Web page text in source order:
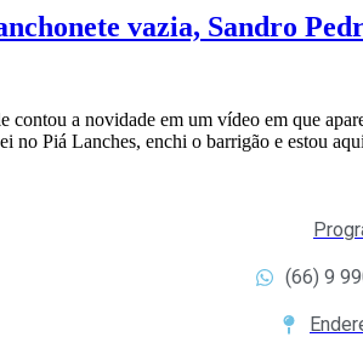
vazia, Sandro
a novidade em um vídeo em que
no Piá Lanches, enchi o barrigão e estou
(66) 9